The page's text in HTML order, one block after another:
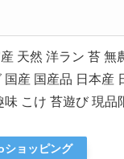
天然 洋ラン 苔 無
国産 国産品 日本産
こけ 苔遊び 現品
ショッピング